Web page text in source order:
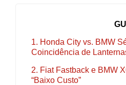
1. Honda City vs. BMW
Coincidência de
2. Fiat Fastback e BMW
“Baixo Custo”